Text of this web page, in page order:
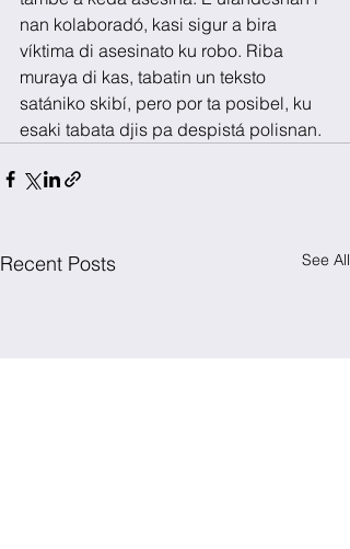
nan kolaboradó, kasi sigur a bira
víktima di asesinato ku robo. Riba
muraya di kas, tabatin un teksto
satániko skibí, pero por ta posibel, ku
esaki tabata djis pa despistá polisnan.
Recent Posts See All